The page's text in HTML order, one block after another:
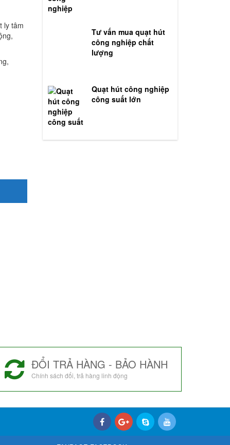
ly tâm
Tư vấn mua quạt hút
công nghiệp chất
lượng
Quạt hút công nghiệp
công suất lớn
ĐỔI TRẢ HÀNG - BẢO HÀNH
Chính sách đổi, trả hàng linh động